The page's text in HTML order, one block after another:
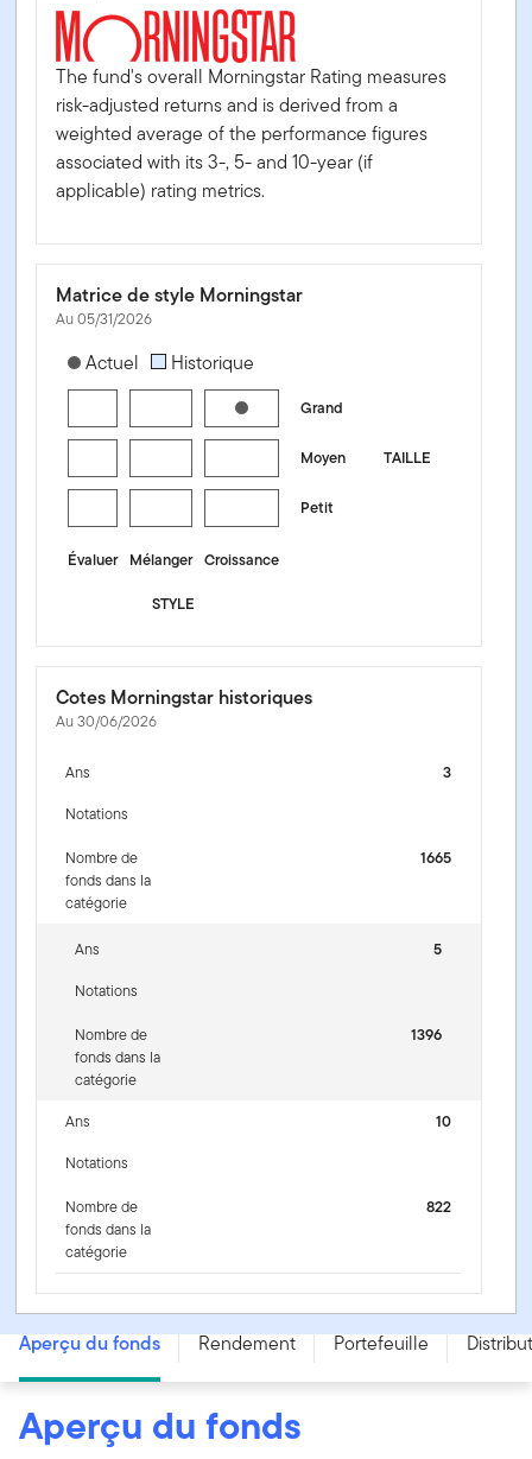
The fund's overall Morningstar Rating measures
risk-adjusted returns and is derived from a
weighted average of the performance figures
associated with its 3-, 5- and 10-year (if
applicable) rating metrics.
Matrice de style Morningstar
Au 05/31/2026
[products.morningstar-stylebox-title-sr-equity]
Actuel Historique
Grand
TAILLE
Moyen
Petit
Évaluer Mélanger Croissance
STYLE
Cotes Morningstar historiques
Au 30/06/2026
Ans
3
Notations
Nombre de
fonds dans la
catégorie
1665
Ans
5
Notations
Nombre de
fonds dans la
catégorie
1396
Ans
10
Notations
Nombre de
fonds dans la
catégorie
822
Fonds de croissance mondiale Franklin - Series A - USD
Aperçu du fonds Rendement Portefeuille
Aperçu du fonds